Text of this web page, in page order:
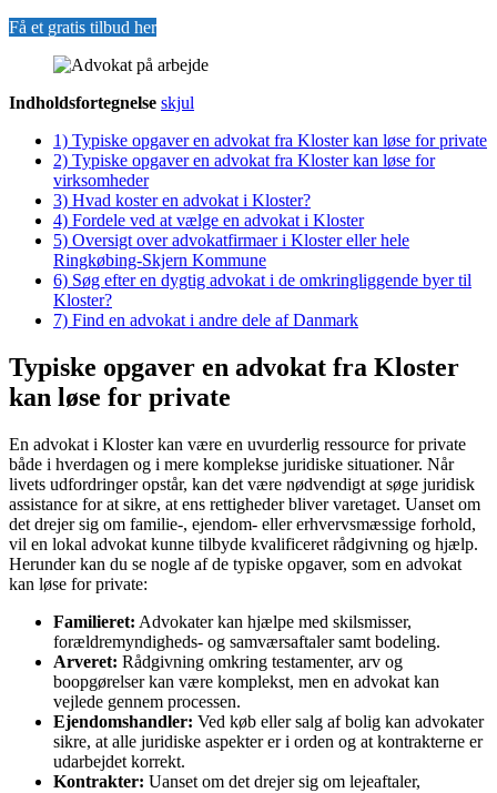
Få et gratis tilbud her
Indholdsfortegnelse skjul
1) Typiske opgaver en advokat fra Kloster kan løse for private
2) Typiske opgaver en advokat fra Kloster kan løse for
virksomheder
3) Hvad koster en advokat i Kloster?
4) Fordele ved at vælge en advokat i Kloster
5) Oversigt over advokatfirmaer i Kloster eller hele
Ringkøbing-Skjern Kommune
6) Søg efter en dygtig advokat i de omkringliggende byer til
Kloster?
7) Find en advokat i andre dele af Danmark
Typiske opgaver en advokat fra Kloster
kan løse for private
En advokat i Kloster kan være en uvurderlig ressource for private
både i hverdagen og i mere komplekse juridiske situationer. Når
livets udfordringer opstår, kan det være nødvendigt at søge juridisk
assistance for at sikre, at ens rettigheder bliver varetaget. Uanset om
det drejer sig om familie-, ejendom- eller erhvervsmæssige forhold,
vil en lokal advokat kunne tilbyde kvalificeret rådgivning og hjælp.
Herunder kan du se nogle af de typiske opgaver, som en advokat
kan løse for private:
Familieret: Advokater kan hjælpe med skilsmisser,
forældremyndigheds- og samværsaftaler samt bodeling.
Arveret: Rådgivning omkring testamenter, arv og
boopgørelser kan være komplekst, men en advokat kan
vejlede gennem processen.
Ejendomshandler: Ved køb eller salg af bolig kan advokater
sikre, at alle juridiske aspekter er i orden og at kontrakterne er
udarbejdet korrekt.
Kontrakter: Uanset om det drejer sig om lejeaftaler,